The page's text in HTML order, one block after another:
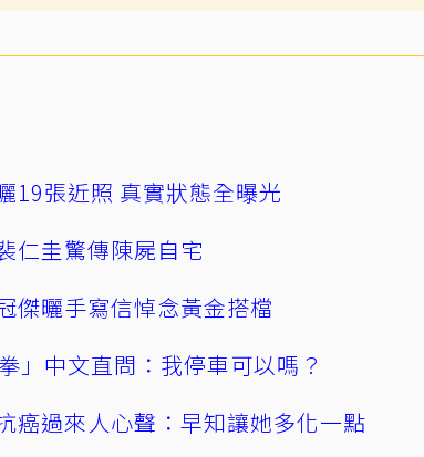
19張近照 真實狀態全曝光
仁圭驚傳陳屍自宅
傑曬手寫信悼念黃金搭檔
」中文直問：我停車可以嗎？
癌過來人心聲：早知讓她多化一點